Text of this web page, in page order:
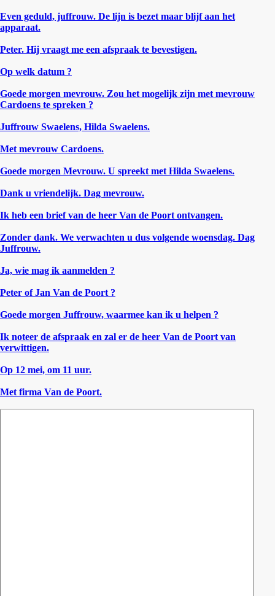
Even geduld, juffrouw. De lijn is bezet maar blijf aan het
apparaat.
Peter. Hij vraagt me een afspraak te bevestigen.
Op welk datum ?
Goede morgen mevrouw. Zou het mogelijk zijn met mevrouw
Cardoens te spreken ?
Juffrouw Swaelens, Hilda Swaelens.
Met mevrouw Cardoens.
Goede morgen Mevrouw. U spreekt met Hilda Swaelens.
Dank u vriendelijk. Dag mevrouw.
Ik heb een brief van de heer Van de Poort ontvangen.
Zonder dank. We verwachten u dus volgende woensdag. Dag
Juffrouw.
Ja, wie mag ik aanmelden ?
Peter of Jan Van de Poort ?
Goede morgen Juffrouw, waarmee kan ik u helpen ?
Ik noteer de afspraak en zal er de heer Van de Poort van
verwittigen.
Op 12 mei, om 11 uur.
Met firma Van de Poort.